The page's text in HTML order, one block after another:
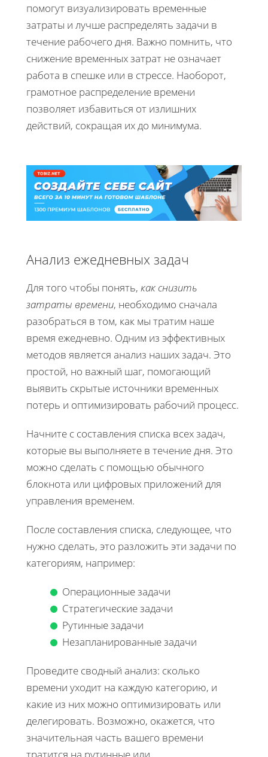
помогут визуализировать временные
затраты и лучше распределять задачи в
течение рабочего дня. Важно помнить, что
снижение временных затрат не означает
работа в спешке или в стрессе. Наоборот,
грамотное распределение времени
позволяет избавиться от излишних
действий, сокращая их до минимума.
Анализ ежедневных задач
Для того чтобы понять, как снизить
затраты времени, необходимо сначала
разобраться в том, как мы тратим наше
время ежедневно. Одним из эффективных
методов является анализ наших задач. Это
простой, но важный шаг, помогающий
выявить скрытые источники временных
потерь и оптимизировать рабочий процесс.
Начните с составления списка всех задач,
которые вы выполняете в течение дня. Это
можно сделать с помощью обычного
блокнота или цифровых приложений для
управления временем.
После составления списка, следующее, что
нужно сделать, это разложить эти задачи по
категориям, например:
Операционные задачи
Стратегические задачи
Рутинные задачи
Незапланированные задачи
Проведите сводный анализ: сколько
времени уходит на каждую категорию, и
какие из них можно оптимизировать или
делегировать. Возможно, окажется, что
значительная часть вашего времени
тратится на рутинные или